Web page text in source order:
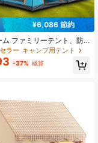
¥6,086 節約
ム ファミリーテント、防
テント、簡単設営、アウ
イキング、グランピン
ャンプテントに適してい
ラー キャンプ用テント
-37% 概算